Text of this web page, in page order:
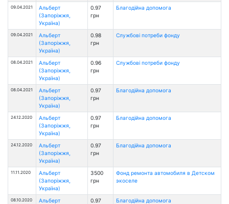
09.04.2021
Альберт
(Запоріжжя,
Україна)
0.97
грн
Благодійна допомога
09.04.2021
Альберт
(Запоріжжя,
Україна)
0.98
грн
Службові потреби фонду
08.04.2021
Альберт
(Запоріжжя,
Україна)
0.96
грн
Службові потреби фонду
08.04.2021
Альберт
(Запоріжжя,
Україна)
0.97
грн
Благодійна допомога
24.12.2020
Альберт
(Запоріжжя,
Україна)
0.97
грн
Благодійна допомога
24.12.2020
Альберт
(Запоріжжя,
Україна)
0.97
грн
Благодійна допомога
11.11.2020
Альберт
(Запоріжжя,
Україна)
3500
грн
Фонд ремонта автомобиля в Детском
экоселе
08.10.2020
Альберт
0.97
Благодійна допомога